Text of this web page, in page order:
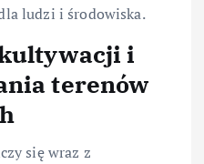
ludzi i środowiska.
i
terenów
się wraz z